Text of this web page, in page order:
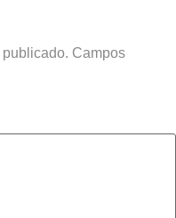
Campos